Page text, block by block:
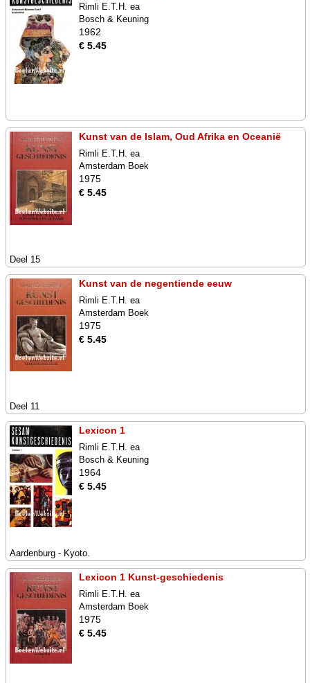
Rimli E.T.H. ea
Bosch & Keuning
1962
€ 5.45
Kunst van de Islam, Oud Afrika en Oceanië
Rimli E.T.H. ea
Amsterdam Boek
1975
€ 5.45
Deel 15
Kunst van de negentiende eeuw
Rimli E.T.H. ea
Amsterdam Boek
1975
€ 5.45
Deel 11
Lexicon 1
Rimli E.T.H. ea
Bosch & Keuning
1964
€ 5.45
Aardenburg - Kyoto.
Lexicon 1 Kunst-geschiedenis
Rimli E.T.H. ea
Amsterdam Boek
1975
€ 5.45